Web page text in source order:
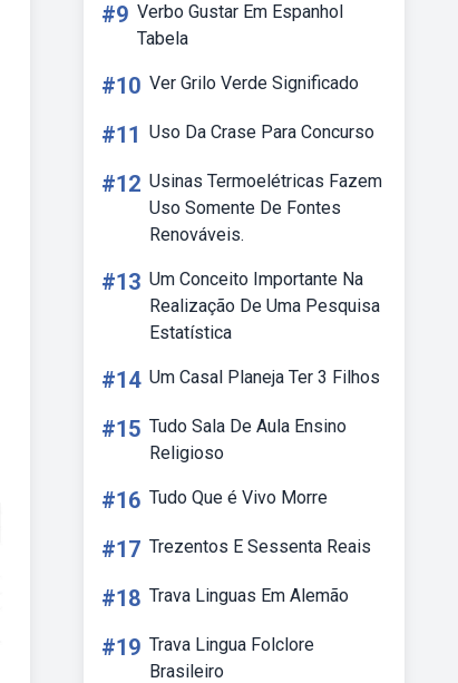
#9 Verbo Gustar Em Espanhol
Tabela
#10 Ver Grilo Verde Significado
#11 Uso Da Crase Para Concurso
#12 Usinas Termoelétricas Fazem
Uso Somente De Fontes
Renováveis.
#13 Um Conceito Importante Na
Realização De Uma Pesquisa
Estatística
#14 Um Casal Planeja Ter 3 Filhos
#15 Tudo Sala De Aula Ensino
Religioso
#16 Tudo Que é Vivo Morre
#17 Trezentos E Sessenta Reais
#18 Trava Linguas Em Alemão
#19 Trava Lingua Folclore
Brasileiro